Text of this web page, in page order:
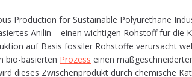
Pro­duc­tion for Sus­tainab­le Poly­ure­tha­ne
Ani­lin – einen wich­ti­gen Roh­stoff für
auf Basis fos­si­ler Roh­stof­fe ver­ur­sacht
bio-basier­ten Pro­zess einen
die­ses Zwi­schen­pro­dukt durch che­mi­sche